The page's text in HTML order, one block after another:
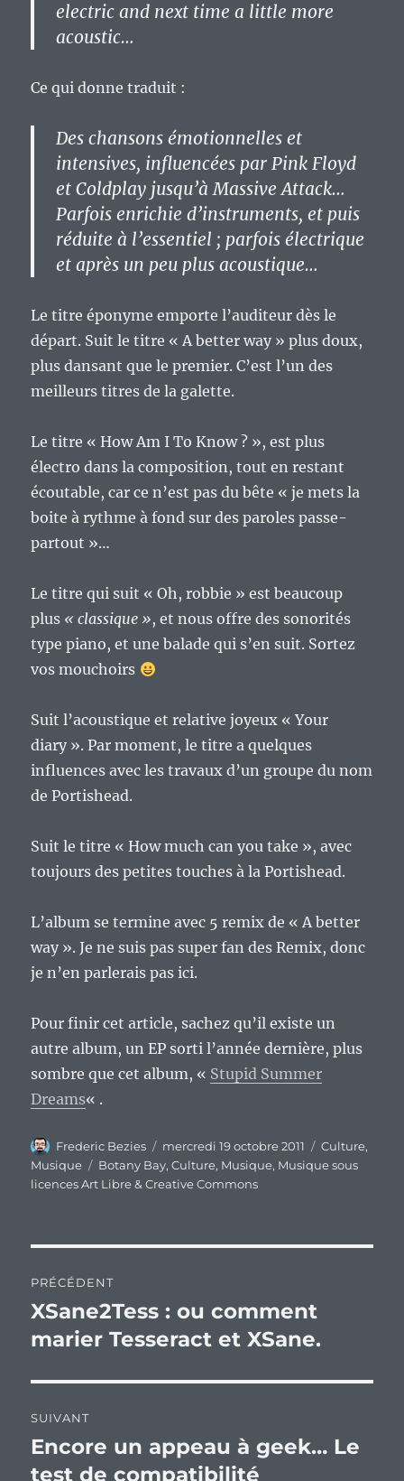
electric and next time a little more
acoustic…
Ce qui donne traduit :
Des chansons émotionnelles et
intensives, influencées par Pink Floyd
et Coldplay jusqu’à Massive Attack…
Parfois enrichie d’instruments, et puis
réduite à l’essentiel ; parfois électrique
et après un peu plus acoustique…
Le titre éponyme emporte l’auditeur dès le
départ. Suit le titre « A better way » plus doux,
plus dansant que le premier. C’est l’un des
meilleurs titres de la galette.
Le titre « How Am I To Know ? », est plus
électro dans la composition, tout en restant
écoutable, car ce n’est pas du bête « je mets la
boite à rythme à fond sur des paroles passe-
partout »…
Le titre qui suit « Oh, robbie » est beaucoup
plus « classique », et nous offre des sonorités
type piano, et une balade qui s’en suit. Sortez
vos mouchoirs
Suit l’acoustique et relative joyeux « Your
diary ». Par moment, le titre a quelques
influences avec les travaux d’un groupe du nom
de Portishead.
Suit le titre « How much can you take », avec
toujours des petites touches à la Portishead.
L’album se termine avec 5 remix de « A better
way ». Je ne suis pas super fan des Remix, donc
je n’en parlerais pas ici.
Pour finir cet article, sachez qu’il existe un
autre album, un EP sorti l’année dernière, plus
sombre que cet album, « Stupid Summer
Dreams« .
Auteur
Frederic Bezies
Publié
le
mercredi 19 octobre 2011 Catégories
Culture,
Musique
Étiquettes
Botany Bay,Culture, Musique, Musique sous
licences Art Libre & Creative Commons
de
l’article
PRÉCÉDENT
Publication
précédente :
XSane2Tess : ou comment
marier Tesseract et XSane.
SUIVANT
Publication
suivante :
Encore un appeau à geek… Le
test de compatibilité